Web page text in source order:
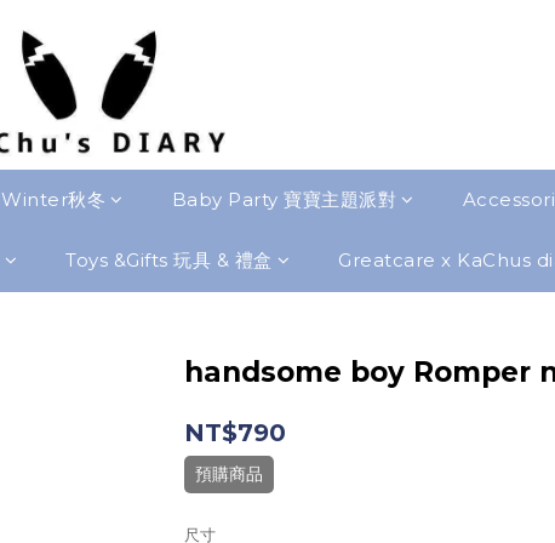
Winter秋冬 Baby Party 寶寶主題派對
Toys &Gifts 玩具 & 禮盒 Greatcare x KaChus
handsome boy Romper
NT$790
預購商品
尺寸